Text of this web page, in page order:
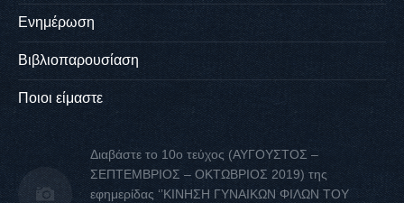
Ενημέρωση
Βιβλιοπαρουσίαση
Ποιοι είμαστε
Διαβάστε το 10ο τεύχος (ΑΥΓΟΥΣΤΟΣ –
ΣΕΠΤΕΜΒΡΙΟΣ – ΟΚΤΩΒΡΙΟΣ 2019) της
εφημερίδας ‘’ΚΙΝΗΣΗ ΓΥΝΑΙΚΩΝ ΦΙΛΩΝ ΤΟΥ